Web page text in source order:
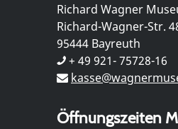
Richard Wagner
Richard-Wagner-Str.
95444 Bayreuth
+ 49 921- 75728-16
Öffnungszeiten